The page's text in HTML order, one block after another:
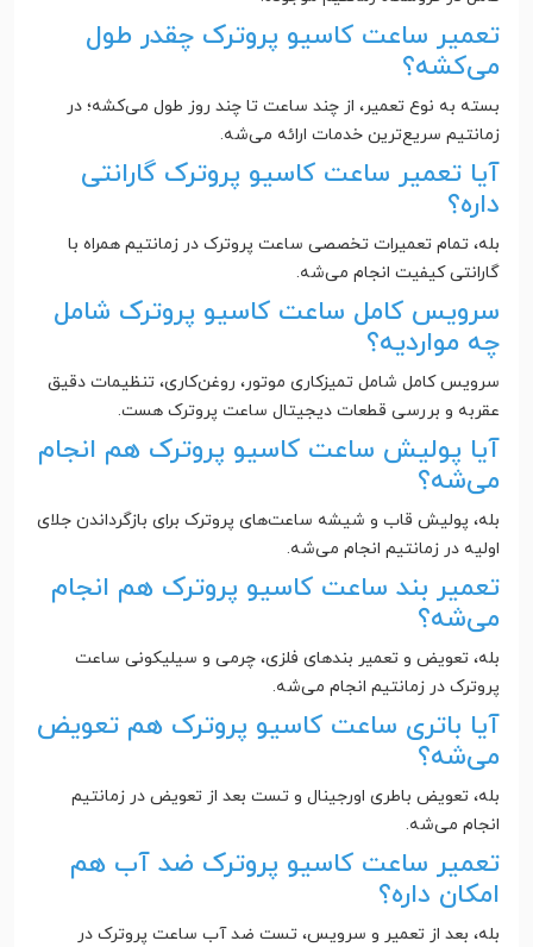
تعمیر ساعت کاسیو پروترک چقدر طول
می‌کشه؟
بسته به نوع تعمیر، از چند ساعت تا چند روز طول می‌کشه؛ در
زمانتیم سریع‌ترین خدمات ارائه می‌شه.
آیا تعمیر ساعت کاسیو پروترک گارانتی
داره؟
بله، تمام تعمیرات تخصصی ساعت پروترک در زمانتیم همراه با
گارانتی کیفیت انجام می‌شه.
سرویس کامل ساعت کاسیو پروترک شامل
چه مواردیه؟
سرویس کامل شامل تمیزکاری موتور، روغن‌کاری، تنظیمات دقیق
عقربه و بررسی قطعات دیجیتال ساعت پروترک هست.
آیا پولیش ساعت کاسیو پروترک هم انجام
می‌شه؟
بله، پولیش قاب و شیشه ساعت‌های پروترک برای بازگرداندن جلای
اولیه در زمانتیم انجام می‌شه.
تعمیر بند ساعت کاسیو پروترک هم انجام
می‌شه؟
بله، تعویض و تعمیر بندهای فلزی، چرمی و سیلیکونی ساعت
پروترک در زمانتیم انجام می‌شه.
آیا باتری ساعت کاسیو پروترک هم تعویض
می‌شه؟
بله، تعویض باطری اورجینال و تست بعد از تعویض در زمانتیم
انجام می‌شه.
تعمیر ساعت کاسیو پروترک ضد آب هم
امکان داره؟
بله، بعد از تعمیر و سرویس، تست ضد آب ساعت پروترک در